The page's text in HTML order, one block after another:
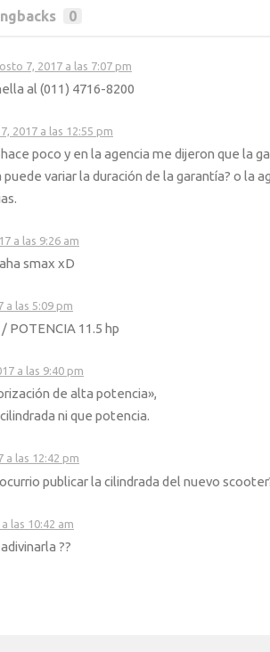
0
7, 2017 a las 7:07 pm
al (011) 4716-8200
2017 a las 12:55 pm
poco y en la agencia me dijeron que la
puede variar la duración de la garantía? o la
a las 9:26 am
smax xD
a las 5:09 pm
POTENCIA 11.5 hp
a las 9:40 pm
de alta potencia»,
ni que potencia.
a las 12:42 pm
publicar la cilindrada del nuevo
las 10:42 am
??